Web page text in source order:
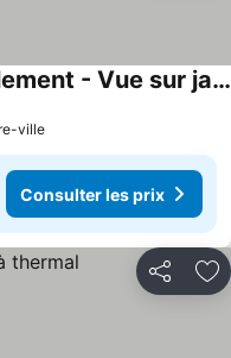
Appartement rénové totalement - Vue sur jardin - 52 m²
ville
Consulter les prix
Partager